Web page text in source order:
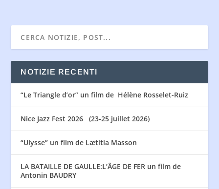
NOTIZIE RECENTI
“Le Triangle d’or” un film de Hélène Rosselet-Ruiz
Nice Jazz Fest 2026 (23-25 juillet 2026)
“Ulysse” un film de Lætitia Masson
LA BATAILLE DE GAULLE:L’ÂGE DE FER un film de
Antonin BAUDRY